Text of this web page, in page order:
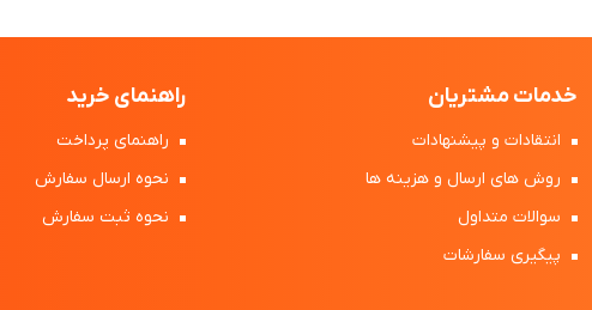
خدمات مشتریان
انتقادات و پیشنهادات
روش های ارسال و هزینه ها
سوالات متداول
پیگیری سفارشات
راهنمای خرید
راهنمای پرداخت
نحوه ارسال سفارش
نحوه ثبت سفارش